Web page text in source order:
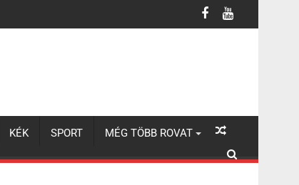
állatkert
KÉK SPORT MÉG TÖBB ROVAT